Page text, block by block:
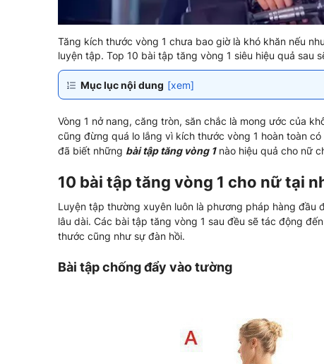
Tăng kích thước vòng 1 chưa bao giờ là khó khăn nếu
luyện tập. Top 10 bài tập tăng vòng 1 siêu hiệu quả sau
Mục lục nội dung [xem]
Vòng 1 nở nang, căng tròn, săn chắc là mong ước của
cũng đừng quá lo lắng vì kích thước vòng 1 hoàn toàn
đã biết những bài tập tăng vòng 1nào hiệu quả cho nữ
10 bài tập tăng vòng 1 cho nữ tại
Luyện tập thường xuyên luôn là phương pháp hàng
lâu dài. Các bài tập tăng vòng 1 sau đều sẽ tác động
thước cũng như sự đàn hồi.
Bài tập chống đẩy vào tường